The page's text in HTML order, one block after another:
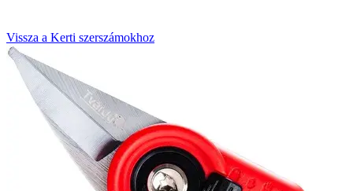
Vissza a Kerti szerszámokhoz